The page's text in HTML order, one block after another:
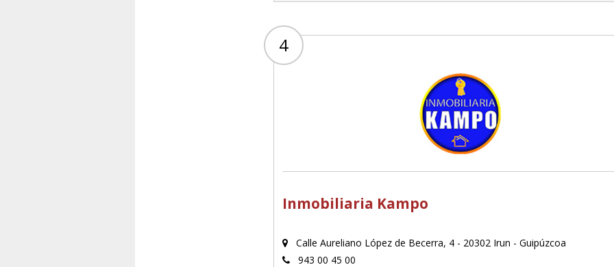
4
Inmobiliaria Kampo
Calle Aureliano López de Becerra, 4 - 20302 Irun - Guipúzcoa
943 00 45 00